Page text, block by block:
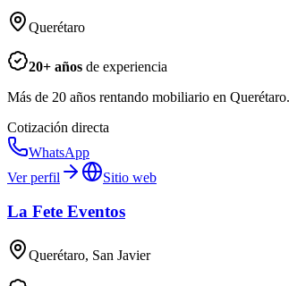
Querétaro
20+ años de experiencia
Más de 20 años rentando mobiliario en
Cotización directa
WhatsApp
Ver perfil
Sitio web
La Fete Eventos
Querétaro, San Javier